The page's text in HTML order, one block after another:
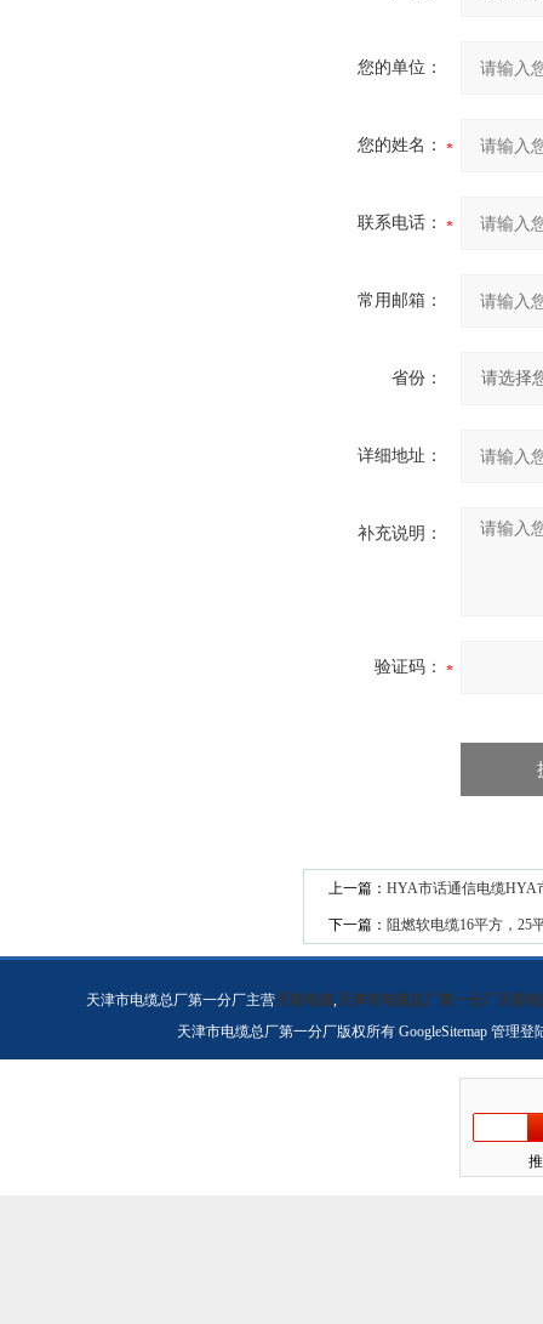
您的单位：
您的姓名：
联系电话：
常用邮箱：
省份：
详细地址：
补充说明：
验证码：
上一篇： HYA市话通信电缆HYA
下一篇： 阻燃软电缆16平方，25
天津市电缆总厂第一分厂主营天联电缆,天津市电缆总厂第一分厂天联电
天津市电缆总厂第一分厂版权所有 GoogleSitemap 管理登